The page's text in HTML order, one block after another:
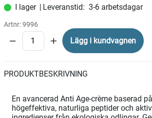
| Leveranstid: 3-6 arbetsdagar
Artnr:9996
Lägg i kundvagnen
PRODUKTBESKRIVNING
En avancerad Anti Age-crème baserad på
högeffektiva, naturliga peptider och